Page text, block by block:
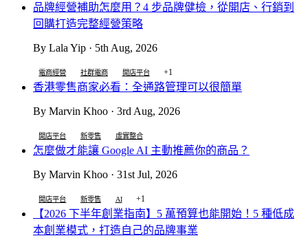
品牌經營補助怎麼用？4 步品牌健檢，從開店、行銷到
回購打造完整經營策略
By Lala Yip · 5th Aug, 2026
電商經營 社群電商 開店平台 +1
香港零售商家必看：全通路管理可以很簡單
By Marvin Khoo · 3rd Aug, 2026
開店平台 新零售 虛實整合
怎麼做才能讓 Google AI 主動推薦你的商品？
By Marvin Khoo · 31st Jul, 2026
開店平台 新零售 AI +1
【2026 下半年創業指南】5 萬預算也能開始！5 種低成
本創業模式，打造自己的品牌事業